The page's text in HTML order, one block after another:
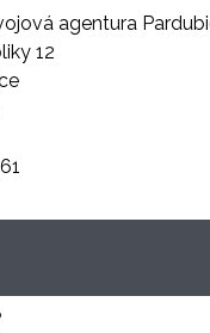
agentura
12